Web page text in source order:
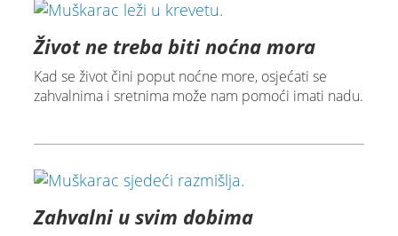
Život ne treba biti noćna mora
Kad se život čini poput noćne more, osjećati se
zahvalnima i sretnima može nam pomoći imati nadu.
Zahvalni u svim dobima